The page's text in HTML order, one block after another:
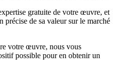
gratuite de votre œuvre, et
précise de sa valeur sur le marché
votre œuvre, nous vous
possible pour en obtenir un